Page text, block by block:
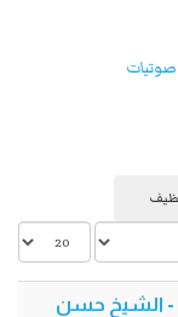
صوتيات
- الشيخ حسن